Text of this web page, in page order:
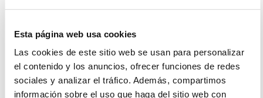
Esta página web usa cookies
Las cookies de este sitio web se usan para personalizar
el contenido y los anuncios, ofrecer funciones de redes
sociales y analizar el tráfico. Además, compartimos
información sobre el uso que haga del sitio web con
estação após estação, aparece nas nossas coleções,
acabamentos surpreendentes que renovam a
tradição com toques chiques e de fantasia, sem
deixar o glamourde lado.